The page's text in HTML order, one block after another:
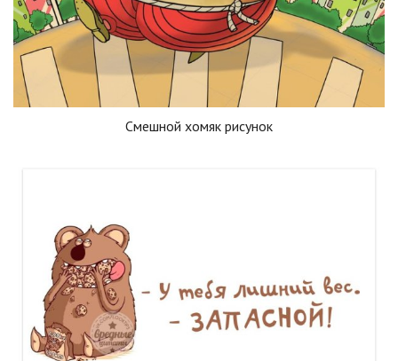
Смешной хомяк рисунок